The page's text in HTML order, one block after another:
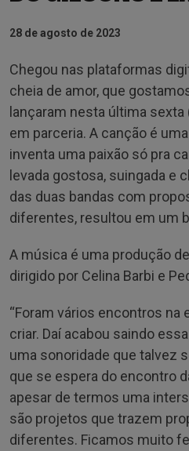
28 de agosto de 2023
Chegou nas plataformas
cheia de amor, que
lançaram nesta última sexta
em parceria. A canção é
inventa uma paixão só pra
levada gostosa, suingada e
das duas bandas com
diferentes, resultou em um
A música é uma produção
dirigido por Celina Barbi e
“Foram vários encontros na
criar. Daí acabou saindo
uma sonoridade que talvez
que se espera do encontro
apesar de termos uma
são projetos que trazem
diferentes. Ficamos muito